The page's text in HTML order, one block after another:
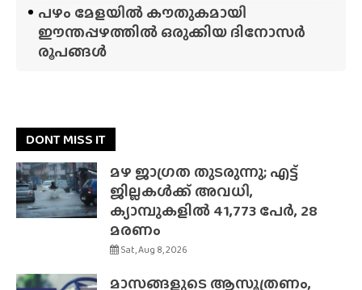
പഴം മേളയിൽ കൗതുകമായി
ഈന്തപ്പഴത്തിൽ ഒരുക്കിയ ദിനോസർ
രൂപങ്ങൾ
DONT MISS IT
മഴ ജാഗ്രത തുടരുന്നു; എട്ട്
ജില്ലകൾക്ക് അവധി,
ക്യാമ്പുകളിൽ 41,773 പേർ, 28
മരണം
Sat, Aug 8, 2026
മാസങ്ങളുടെ ആസൂത്രണം,